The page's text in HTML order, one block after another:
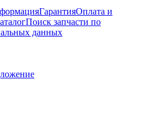
ГарантияОплата и
Поиск запчасти по
данных